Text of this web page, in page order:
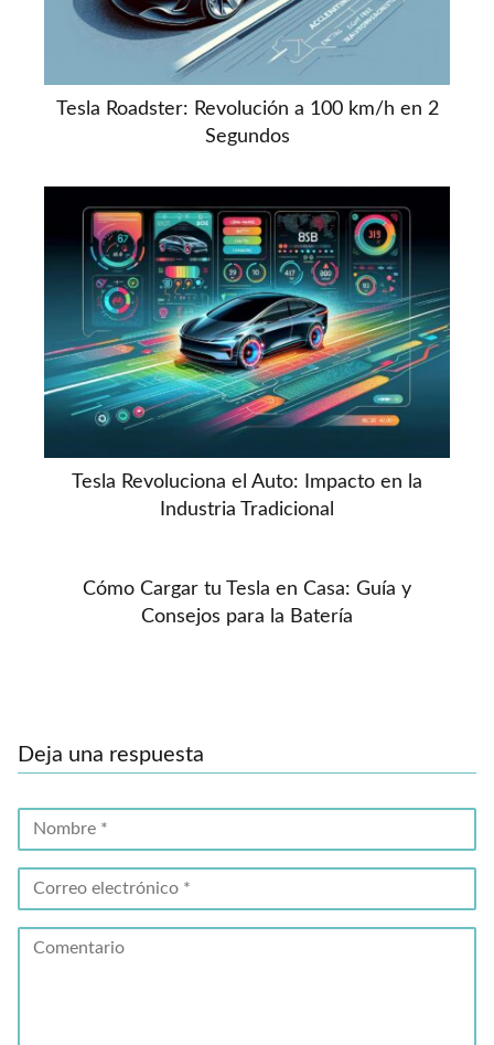
Tesla Roadster: Revolución a 100 km/h en 2
Segundos
Tesla Revoluciona el Auto: Impacto en la
Industria Tradicional
Cómo Cargar tu Tesla en Casa: Guía y
Consejos para la Batería
Deja una respuesta